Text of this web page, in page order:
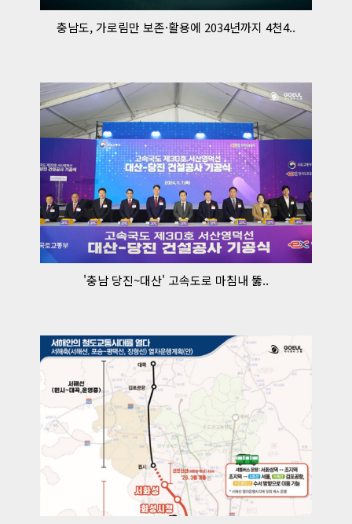
충남도, 가로림만 보존·활용에 2034년까지 4천4..
'충남 당진~대산' 고속도로 마침내 뚫..